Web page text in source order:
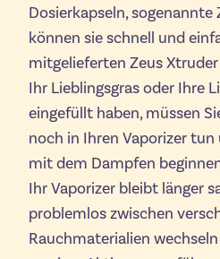
Dosierkapseln, sogenannte
können sie schnell und
mitgelieferten Zeus
Ihr Lieblingsgras oder Ihre
eingefüllt haben, müssen
noch in Ihren Vaporizer
mit dem Dampfen
Ihr Vaporizer bleibt länger
problemlos zwischen
Rauchmaterialien